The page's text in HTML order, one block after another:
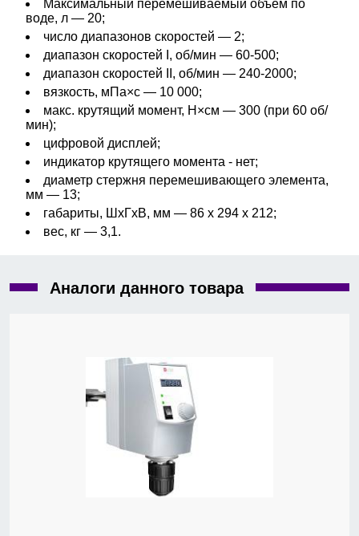
Максимальный перемешиваемый объем по
воде, л — 20;
число диапазонов скоростей — 2;
диапазон скоростей I, об/мин — 60-500;
диапазон скоростей II, об/мин — 240-2000;
вязкость, мПа×с — 10 000;
макс. крутящий момент, Н×см — 300 (при 60 об/
мин);
цифровой дисплей;
индикатор крутящего момента - нет;
диаметр стержня перемешивающего элемента,
мм — 13;
габариты, ШхГхВ, мм — 86 x 294 x 212;
вес, кг — 3,1.
Аналоги данного товара